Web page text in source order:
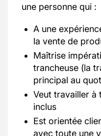
une personne qui :
A une
la vente de
Maîtrise
trancheuse (la
principal au
Veut travailler à
inclus
Est orientée
avec toute une